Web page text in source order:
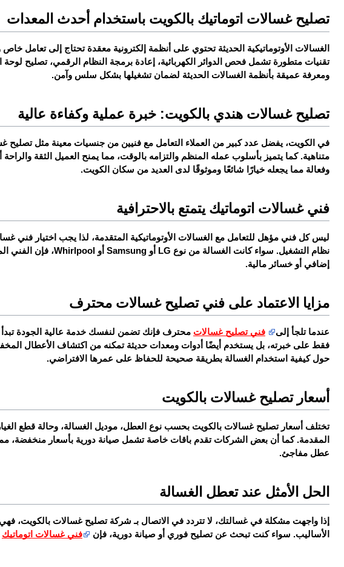
تصليح غسالات اتوماتيك بالكويت باستخدام أحدث المعدات
ومعرفة عميقة بأنظمة الغسالات الحديثة لضمان تشغيلها بشكل سلس وآمن.
تصليح غسالات هندي بالكويت: خبرة عملية وكفاءة عالية
وفعالة مما يجعله خيارًا شائعًا وموثوقًا لدى العديد من سكان الكويت.
فني غسالات اتوماتيك يتمتع بالاحترافية
إضافي أو خسائر مالية.
مزايا الاعتماد على فني تصليح غسالات محترف
عندما تلجأ إلى فني تصليح غسالات
حول كيفية استخدام الغسالة بطريقة صحيحة للحفاظ على عمرها الافتراضي.
أسعار تصليح غسالات بالكويت
عطل مفاجئ.
الحل الأمثل عند تعطل الغسالة
الأساليب. سواء كنت تبحث عن تصليح فوري أو صيانة دورية، فإن
فني غسالات اتوماتيك